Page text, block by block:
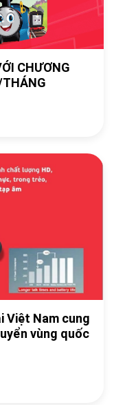
CHƯƠNG
THÁNG
Việt Nam cung
vùng quốc